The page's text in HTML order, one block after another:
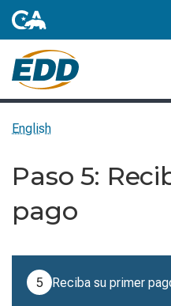
English
Paso 5:
pago
5
Reciba su primer